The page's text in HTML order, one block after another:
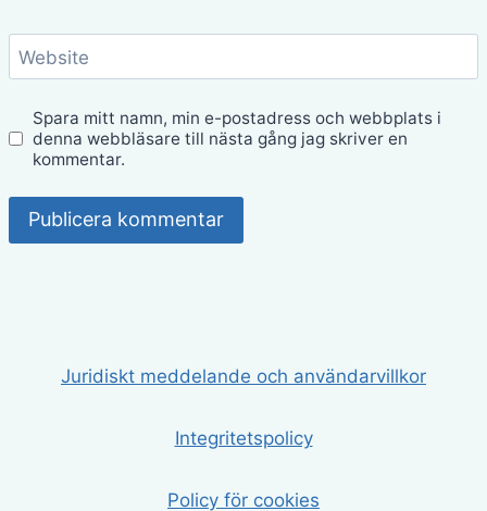
Website
Spara mitt namn, min e-postadress och webbplats i
denna webbläsare till nästa gång jag skriver en
kommentar.
Juridiskt meddelande och användarvillkor
Integritetspolicy
Policy för cookies